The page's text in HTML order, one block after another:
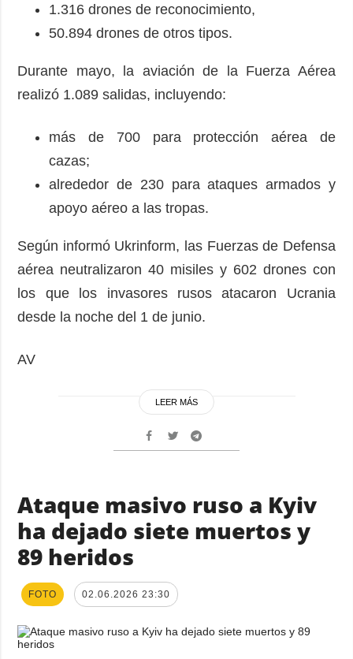
1.316 drones de reconocimiento,
50.894 drones de otros tipos.
Durante mayo, la aviación de la Fuerza Aérea
realizó 1.089 salidas, incluyendo:
más de 700 para protección aérea de
cazas;
alrededor de 230 para ataques armados y
apoyo aéreo a las tropas.
Según informó Ukrinform, las Fuerzas de Defensa
aérea neutralizaron 40 misiles y 602 drones con
los que los invasores rusos atacaron Ucrania
desde la noche del 1 de junio.
AV
LEER MÁS
Ataque masivo ruso a Kyiv
ha dejado siete muertos y
89 heridos
FOTO 02.06.2026 23:30